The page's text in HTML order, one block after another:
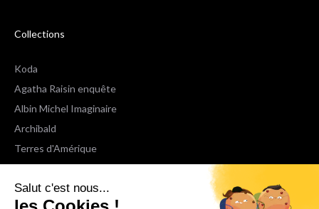
Salut c'est nous...
Collections
Koda
Agatha Raisin enquête
Albin Michel Imaginaire
Archibald
Terres d'Amérique
Espaces Libres Poche
NOX